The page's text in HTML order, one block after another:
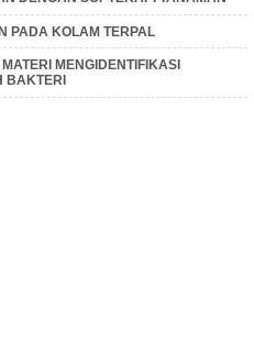
PADA KOLAM TERPAL
MENGIDENTIFIKASI
BAKTERI